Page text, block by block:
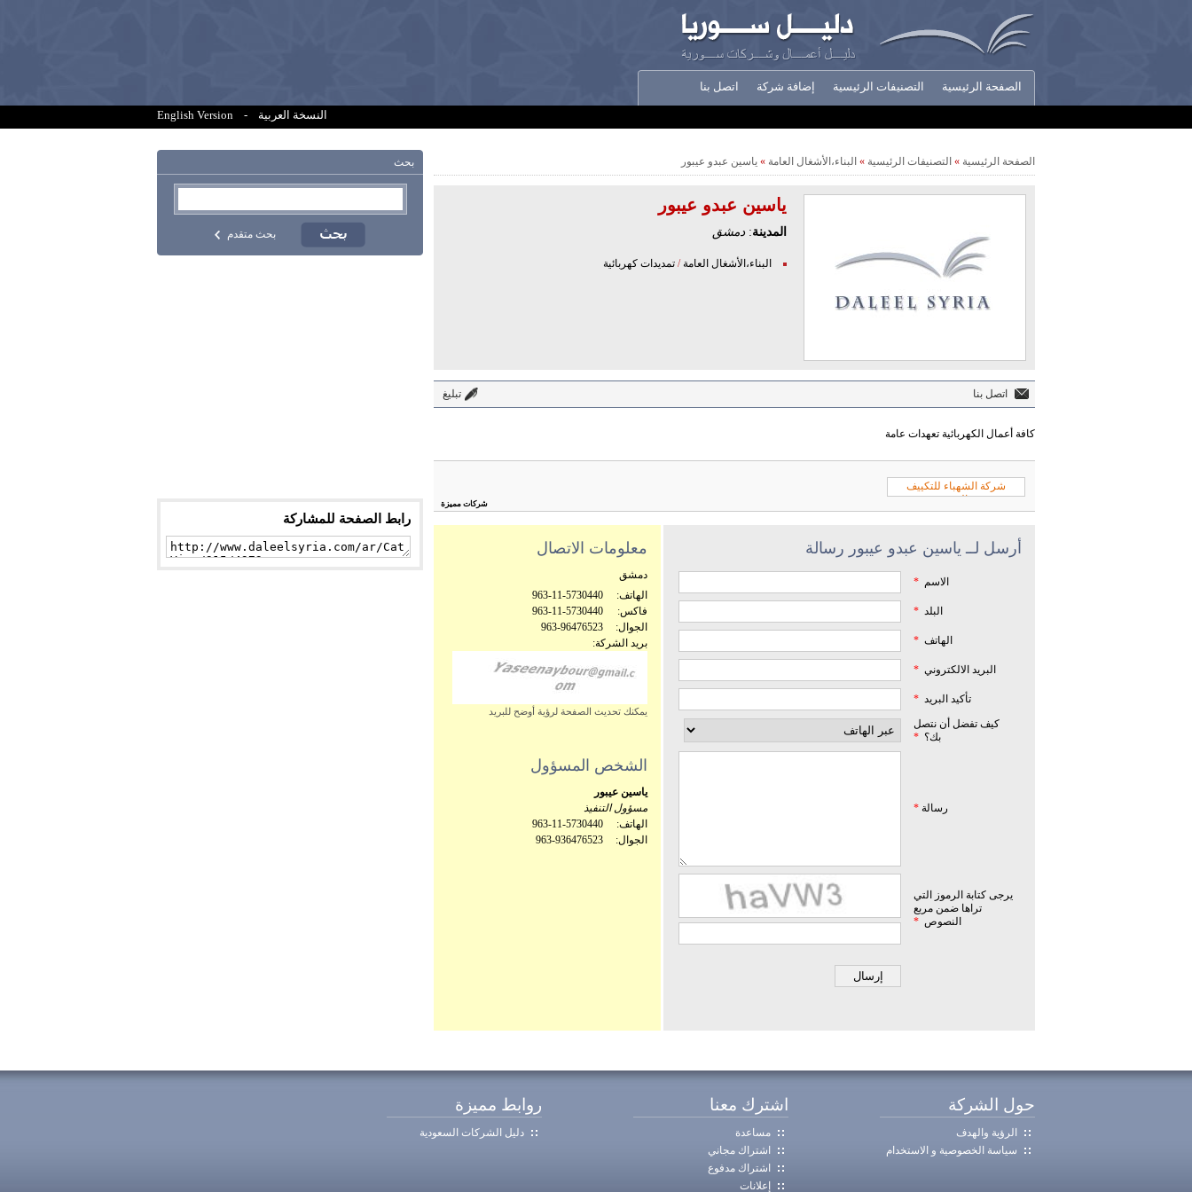
الصفحة الرئيسية التصنيفات الرئيسية إضافة شركة اتصل بنا
النسخة العربية -
English Version
بحث
بحث متقدم
رابط الصفحة للمشاركة
الصفحة الرئيسية » التصنيفات الرئيسية » البناء،الأشغال العامة » ياسين عبدو عيبور
ياسين عبدو عيبور
المدينة:دمشق
البناء،الأشغال العامة / تمديدات كهربائية
اتصل بنا تبليغ
كافة أعمال الكهربائية تعهدات عامة
شركة الشهباء للتكييف
والتبريد
شركات مميزة
أرسل لــ ياسين عبدو عيبور رسالة
الاسم *
البلد *
الهاتف *
البريد الالكتروني *
تأكيد البريد *
كيف تفضل أن نتصل
بك؟ *
رسالة *
يرجى كتابة الرموز التي
تراها ضمن مربع
النصوص *
معلومات الاتصال
دمشق
الهاتف:
963-11-5730440
فاكس:
963-11-5730440
الجوال:
963-96476523
بريد الشركة:
يمكنك تحديث الصفحة لرؤية أوضح للبريد
الشخص المسؤول
ياسين عيبور
مسؤول التنفيذ
الهاتف:
963-11-5730440
الجوال:
963-936476523
حول الشركة
الرؤية والهدف
سياسة الخصوصية و الاستخدام
اشترك معنا
مساعدة
اشتراك مجاني
اشتراك مدفوع
إعلانات
روابط مميزة
دليل الشركات السعودية